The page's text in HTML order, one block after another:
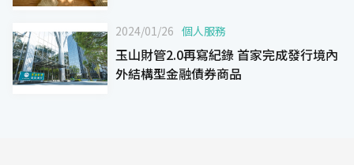
2024/01/26 個人服務
玉山財管2.0再寫紀錄 首家完成發行境內
外結構型金融債券商品